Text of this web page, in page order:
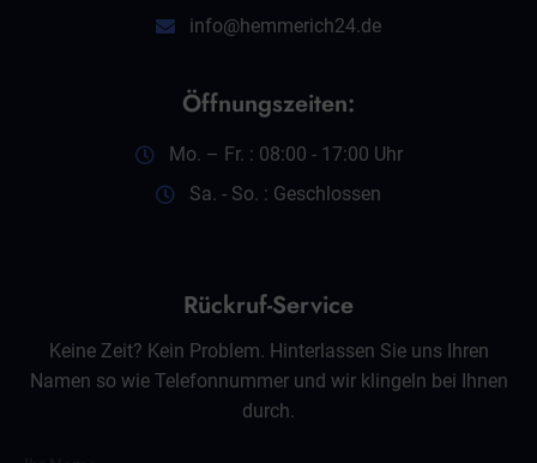
info@hemmerich24.de
Öffnungszeiten:
Mo. – Fr. : 08:00 - 17:00 Uhr
Sa. - So. : Geschlossen
Rückruf-Service
Keine Zeit? Kein Problem. Hinterlassen Sie uns Ihren
Namen so wie Telefonnummer und wir klingeln bei Ihnen
durch.